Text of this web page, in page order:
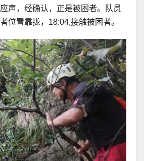
声，经确认，正是被困者。队员
位置靠拢，18:04,接触被困者。